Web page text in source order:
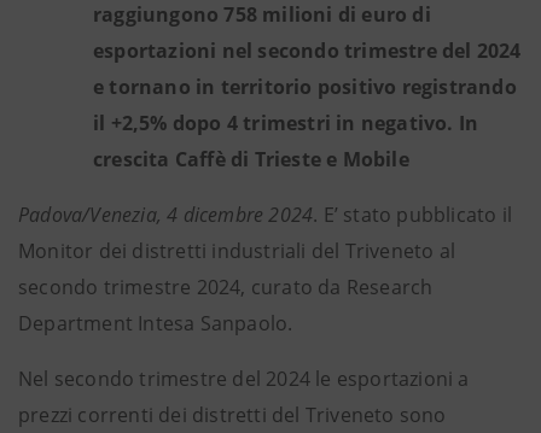
raggiungono 758 milioni di euro di
esportazioni nel secondo trimestre del 2024
e tornano in territorio positivo registrando
il +2,5% dopo 4 trimestri in negativo. In
crescita Caffè di Trieste e Mobile
Padova/Venezia, 4 dicembre 2024. E’ stato pubblicato il
Monitor dei distretti industriali del Triveneto al
secondo trimestre 2024, curato da Research
Department Intesa Sanpaolo.
Nel secondo trimestre del 2024 le esportazioni a
prezzi correnti dei distretti del Triveneto sono